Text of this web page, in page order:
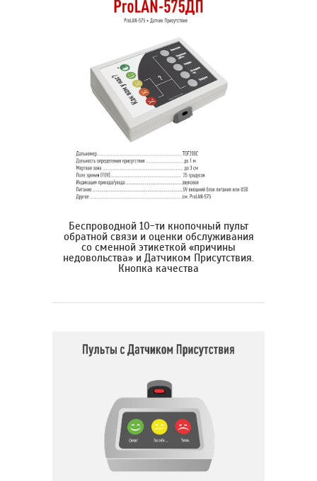
Беспроводной 10-ти кнопочный пульт
обратной связи и оценки обслуживания
со сменной этикеткой «причины
недовольства» и Датчиком Присутствия.
Кнопка качества